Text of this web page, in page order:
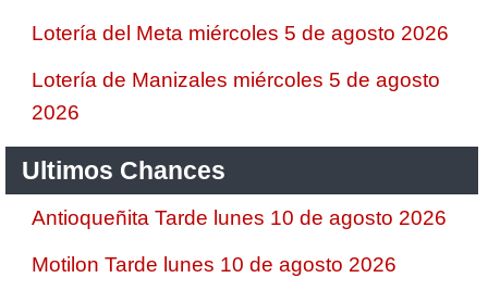
Lotería del Meta miércoles 5 de agosto 2026
Lotería de Manizales miércoles 5 de agosto
2026
Ultimos Chances
Antioqueñita Tarde lunes 10 de agosto 2026
Motilon Tarde lunes 10 de agosto 2026